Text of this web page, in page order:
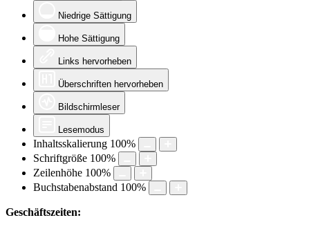
Niedrige Sättigung
Hohe Sättigung
Links hervorheben
Überschriften hervorheben
Bildschirmleser
Lesemodus
Inhaltsskalierung 100%
Schriftgröße 100%
Zeilenhöhe 100%
Buchstabenabstand 100%
Geschäftszeiten: